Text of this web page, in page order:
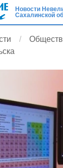
Новости
Сахалинской